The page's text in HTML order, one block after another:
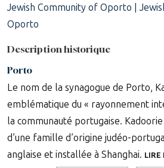
Jewish Community of Oporto |
Oporto
Description historique
Porto
Le nom de la synagogue de Porto,
emblématique du « rayonnement
la communauté portugaise.
d’une famille d’origine judéo-
anglaise et installée à Shanghai. LIRE